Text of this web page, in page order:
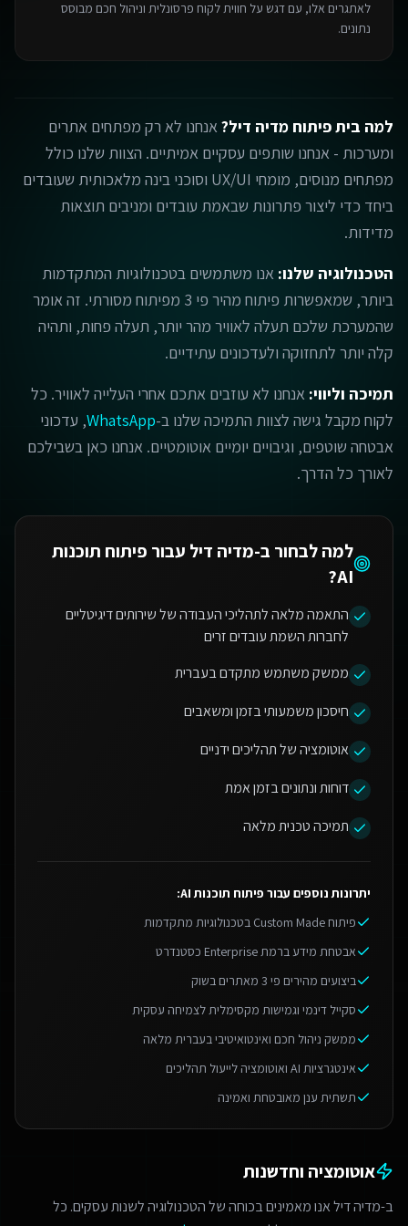
לאתגרים אלו, עם דגש על חווית לקוח פרסונלית וניהול חכם מבוסס
נתונים.
למה בית פיתוח מדיה דיל?אנחנו לא רק מפתחים אתרים
ומערכות - אנחנו שותפים עסקיים אמיתיים. הצוות שלנו כולל
מפתחים מנוסים, מומחי UX/UI וסוכני בינה מלאכותית שעובדים
ביחד כדי ליצור פתרונות שבאמת עובדים ומניבים תוצאות
מדידות.
הטכנולוגיה שלנו: אנו משתמשים בטכנולוגיות המתקדמות
ביותר, שמאפשרות פיתוח מהיר פי 3 מפיתוח מסורתי. זה אומר
שהמערכת שלכם תעלה לאוויר מהר יותר, תעלה פחות, ותהיה
קלה יותר לתחזוקה ולעדכונים עתידיים.
תמיכה וליווי: אנחנו לא עוזבים אתכם אחרי העלייה לאוויר. כל
לקוח מקבל גישה לצוות התמיכה שלנו ב-WhatsApp, עדכוני
אבטחה שוטפים, וגיבויים יומיים אוטומטיים. אנחנו כאן בשבילכם
לאורך כל הדרך.
למה לבחור ב-מדיה דיל עבור פיתוח תוכנות
AI
?
התאמה מלאה לתהליכי העבודה של שירותים דיגיטליים
לחברות השמת עובדים זרים
ממשק משתמש מתקדם בעברית
חיסכון משמעותי בזמן ומשאבים
אוטומציה של תהליכים ידניים
דוחות ונתונים בזמן אמת
תמיכה טכנית מלאה
יתרונות נוספים עבור פיתוח תוכנות AI
:
פיתוח Custom Made בטכנולוגיות מתקדמות
אבטחת מידע ברמת Enterprise כסטנדרט
ביצועים מהירים פי 3 מאתרים בשוק
סקייל דינמי וגמישות מקסימלית לצמיחה עסקית
ממשק ניהול חכם ואינטואיטיבי בעברית מלאה
אינטגרציות AI ואוטומציה לייעול תהליכים
תשתית ענן מאובטחת ואמינה
אוטומציה וחדשנות
ב-מדיה דיל אנו מאמינים בכוחה של הטכנולוגיה לשנות עסקים. כל